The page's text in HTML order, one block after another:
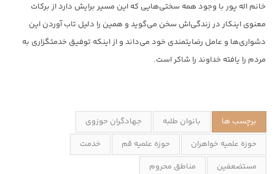
خانم اله پور با وجود همه سختی‌هایی که این مسیر برایش دارد از برکات
معنوی اینکار در زندگی‌اش سخن می‌گوید و همین را دلیل تاب آوردن این
دشواری‌ها و عامل رضایتمندی خود می‌داند و از اینکه توفیق خدمتگزاری به
مردم را یافته خداوند را شاکر است.
برچسب ها بانوان طلبه
جهادگران حوزوی
حوزه علمیه خواهران
حوزه علمیه قم
خدمت
مستضعفین
مناطق محروم